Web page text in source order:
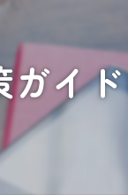
ガイド